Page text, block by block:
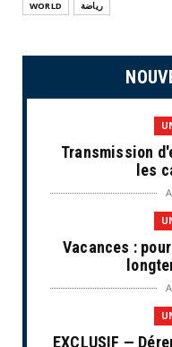
WORLD
رياضة
Transmission
les
Vacances :
EXCLUSIF —